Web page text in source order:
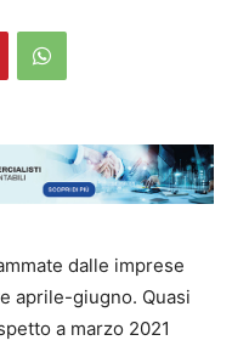
dalle imprese
aprile-giugno. Quasi
a marzo 2021